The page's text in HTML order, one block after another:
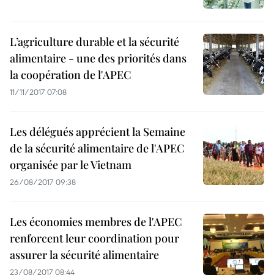
L’agriculture durable et la sécurité
alimentaire - une des priorités dans
la coopération de l'APEC
11/11/2017 07:08
Les délégués apprécient la Semaine
de la sécurité alimentaire de l'APEC
organisée par le Vietnam
26/08/2017 09:38
Les économies membres de l'APEC
renforcent leur coordination pour
assurer la sécurité alimentaire
23/08/2017 08:44